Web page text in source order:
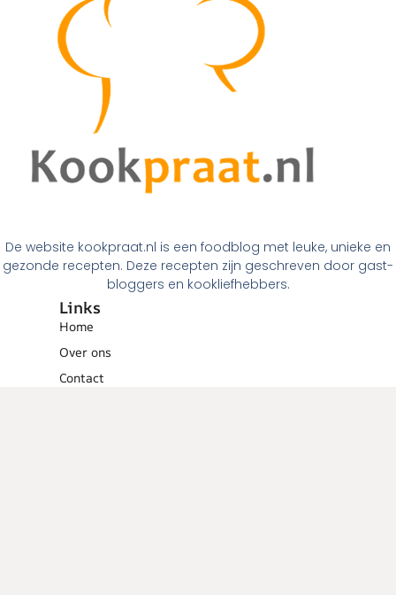
De website kookpraat.nl is een foodblog met leuke, unieke en
gezonde recepten. Deze recepten zijn geschreven door gast-
bloggers en kookliefhebbers.
Links
Home
Over ons
Contact